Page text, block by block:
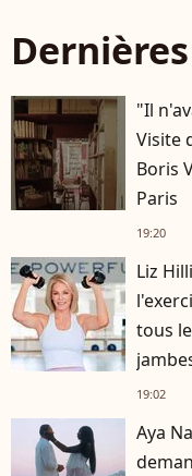
"Il
Visite
Boris
Paris
19:20
Liz
tous
19:02
Aya